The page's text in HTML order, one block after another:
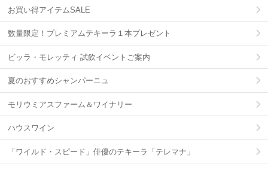
お買い得アイテムSALE
数量限定！プレミアムテキーラ１本プレゼント
ビッラ・モレッティ 試飲イベントご案内
夏のおすすめシャンパーニュ
モリウミアスファーム＆ワイナリー
ハウスワイン
「ワイルド・スピード」俳優のテキーラ「テレマナ」